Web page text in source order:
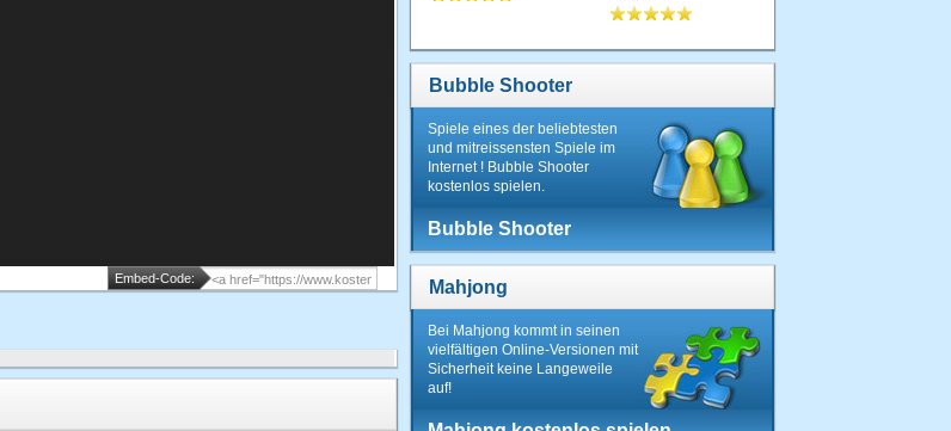
Embed-Code:
Bubble Shooter
Spiele eines der beliebtesten
und mitreissensten Spiele im
Internet ! Bubble Shooter
kostenlos spielen.
Bubble Shooter
Mahjong
Bei Mahjong kommt in seinen
vielfältigen Online-Versionen mit
Sicherheit keine Langeweile
auf!